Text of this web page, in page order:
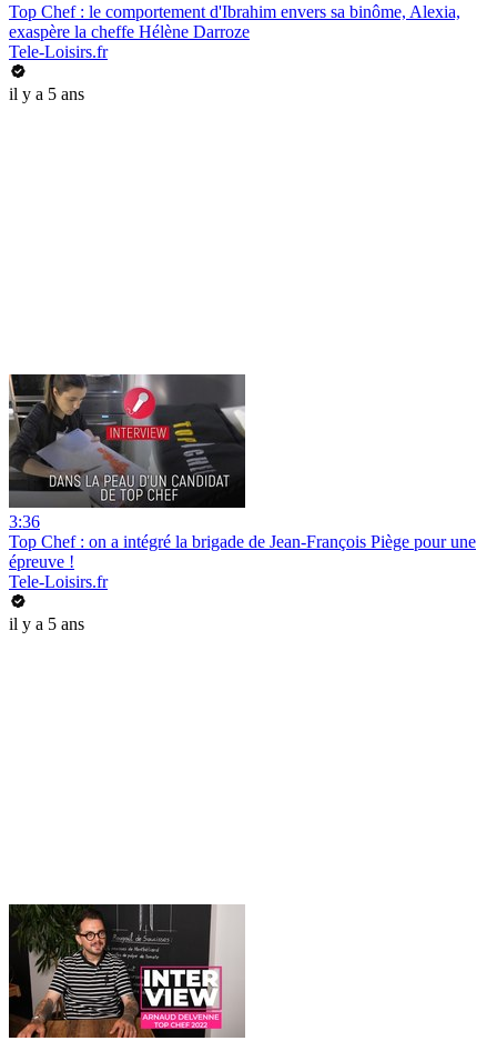
Top Chef : le comportement d'Ibrahim envers sa binôme, Alexia,
exaspère la cheffe Hélène Darroze
Tele-Loisirs.fr
il y a 5 ans
3:36
Top Chef : on a intégré la brigade de Jean-François Piège pour une
épreuve !
Tele-Loisirs.fr
il y a 5 ans